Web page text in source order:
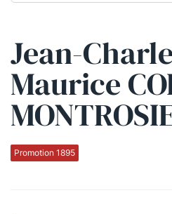
Jean-
Maurice
Promotion 1895
Qui sommes-nous ?
La Conférence
La Conférence de Renfort
La défense pénale